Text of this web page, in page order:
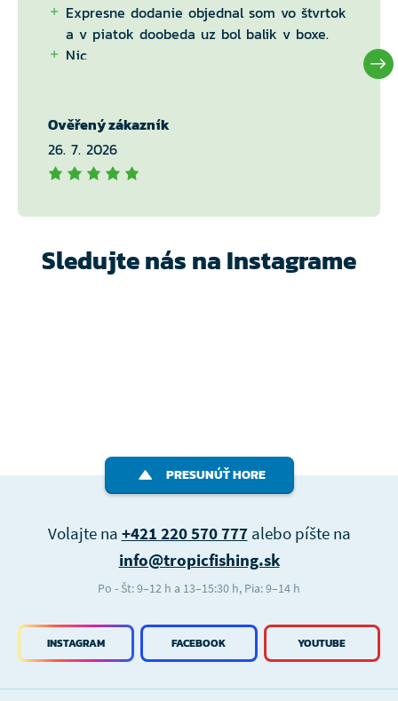
Expresne dodanie objednal som vo štvrtok
a v piatok doobeda uz bol balik v boxe.
Nic
Ověřený zákazník
26. 7. 2026
Sledujte nás na Instagrame
PRESUNÚŤ HORE
INSTAGRAM FACEBOOK YOUTUBE
Volajte na +421 220 570 777alebo píšte na
info@tropicfishing.sk
Po - Št: 9–12 h a 13–15:30 h, Pia: 9–14 h